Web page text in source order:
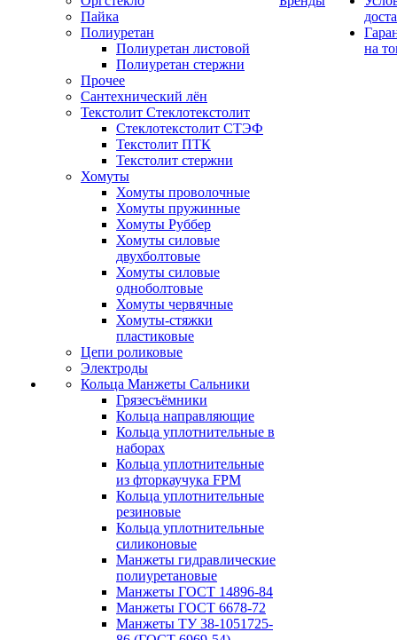
Пайка
Полиуретан
Полиуретан листовой
Полиуретан стержни
Прочее
Сантехнический лён
Текстолит Стеклотекстолит
Стеклотекстолит СТЭФ
Текстолит ПТК
Текстолит стержни
Хомуты
Хомуты проволочные
Хомуты пружинные
Хомуты Руббер
Хомуты силовые
двухболтовые
Хомуты силовые
одноболтовые
Хомуты червячные
Хомуты-стяжки
пластиковые
Цепи роликовые
Электроды
Кольца Манжеты Сальники
Грязесъёмники
Кольца направляющие
Кольца уплотнительные в
наборах
Кольца уплотнительные
из фторкаучука FPM
Кольца уплотнительные
резиновые
Кольца уплотнительные
силиконовые
Манжеты гидравлические
полиуретановые
Манжеты ГОСТ 14896-84
Манжеты ГОСТ 6678-72
Манжеты ТУ 38-1051725-
на